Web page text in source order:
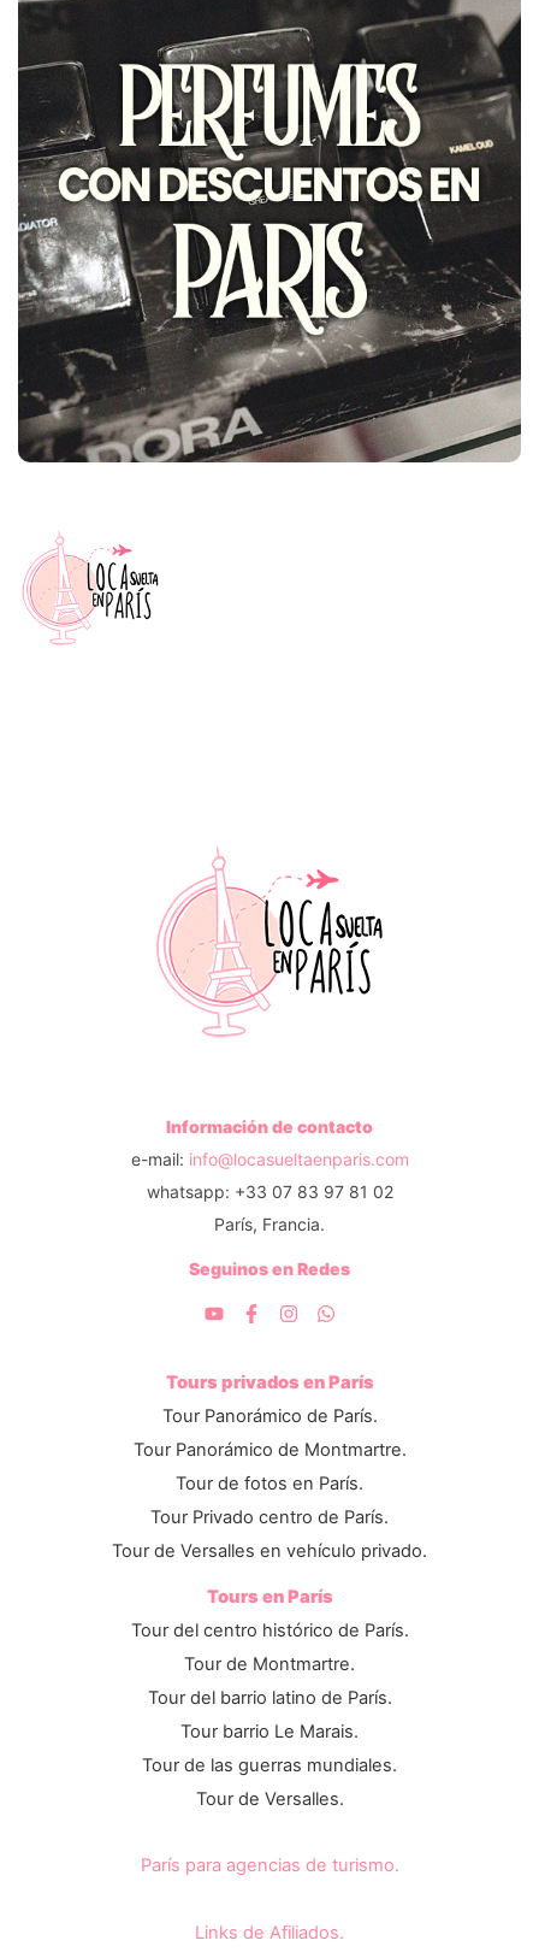
Información de contacto
e-mail: info@locasueltaenparis.com
whatsapp: +33 07 83 97 81 02
París, Francia.
Seguinos en Redes
Tours privados en París
Tour Panorámico de París.
Tour Panorámico de Montmartre.
Tour de fotos en París.
Tour Privado centro de París.
Tour de Versalles en vehículo privado.
Tours en París
Tour del centro histórico de París.
Tour de Montmartre.
Tour del barrio latino de París.
Tour barrio Le Marais.
Tour de las guerras mundiales.
Tour de Versalles.
París para agencias de turismo.
Links de Afiliados.